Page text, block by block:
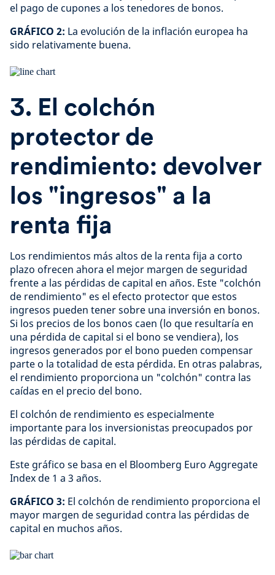
el pago de cupones a los tenedores de bonos.
GRÁFICO 2: La evolución de la inflación europea ha
sido relativamente buena.
3. El colchón
protector de
rendimiento: devolver
los "ingresos" a la
renta fija
Los rendimientos más altos de la renta fija a corto
plazo ofrecen ahora el mejor margen de seguridad
frente a las pérdidas de capital en años. Este "colchón
de rendimiento" es el efecto protector que estos
ingresos pueden tener sobre una inversión en bonos.
Si los precios de los bonos caen (lo que resultaría en
una pérdida de capital si el bono se vendiera), los
ingresos generados por el bono pueden compensar
parte o la totalidad de esta pérdida. En otras palabras,
el rendimiento proporciona un "colchón" contra las
caídas en el precio del bono.
El colchón de rendimiento es especialmente
importante para los inversionistas preocupados por
las pérdidas de capital.
Este gráfico se basa en el Bloomberg Euro Aggregate
Index de 1 a 3 años.
GRÁFICO 3: El colchón de rendimiento proporciona el
mayor margen de seguridad contra las pérdidas de
capital en muchos años.